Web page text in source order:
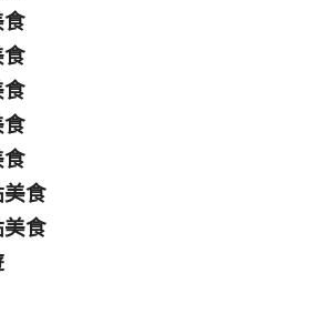
食
食
食
食
食
美食
美食